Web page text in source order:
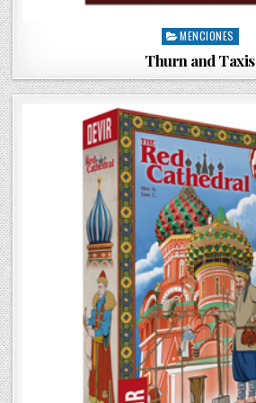
P
o
t
d
n
MENCIONES
Thurn and Taxis